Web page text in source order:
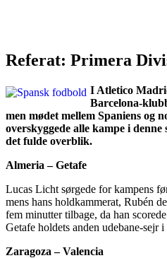
Referat: Primera
I Atletico
Barcelona-
men mødet mellem Spaniens og
overskyggede alle kampe i
det fulde overblik.
Almeria – Getafe
Lucas Licht sørgede for kampens
mens hans holdkammerat, Rubén
fem minutter tilbage, da han
Getafe holdets anden udebane-sejr
Zaragoza – Valencia